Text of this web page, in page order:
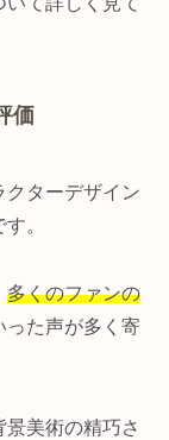
価
クターデザイン
。
多くのファンの
った声が多く寄
美術の精巧さ